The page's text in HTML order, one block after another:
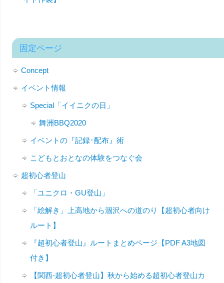
固定ページ
Concept
イベント情報
Special「イイニクの日」
舞洲BBQ2020
イベントの『記録･配布』術
こどもとおとなの体験をつなぐ会
超初心者登山
「ユニクロ・GU登山」
「絵解き」上高地から涸沢への道のり【超初心者向け
ルート】
『超初心者登山』ルートまとめページ【PDF A3地図
付き】
【関西-超初心者登山】秋から始める超初心者登山カ